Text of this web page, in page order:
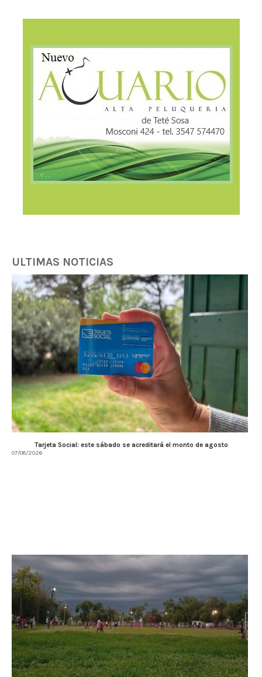
ULTIMAS NOTICIAS
Tarjeta Social: este sábado se acreditará el monto de agosto
07/08/2026